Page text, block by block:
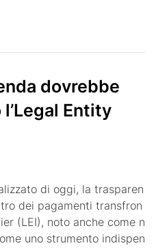
dovrebbe
Entity
di oggi, la trasparen
dei pagamenti transfron
(LEI), noto anche come n
uno strumento indispen